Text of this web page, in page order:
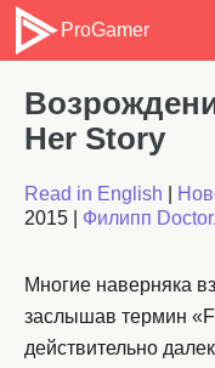
ProGamer
Her Story
Read in English
2015
Филипп
Многие наверняка
заслышав термин
действительно